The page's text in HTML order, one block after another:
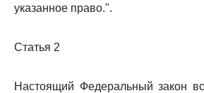
указанное право.".
Статья 2
Настоящий Федеральный закон